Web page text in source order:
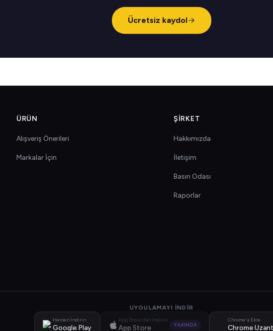
Ücretsiz kaydol
ÜRÜN
Alışveriş Önerileri
Markalar İçin
ŞIRKET
Hakkımızda
İletişim
Basın Odası
Raporlar
UYGULAMAYI İNDIR
Hemen İndirin
Google Play
App Store'dan İndirin
App Store YAKINDA
Chrome'a Ekle
Chrome